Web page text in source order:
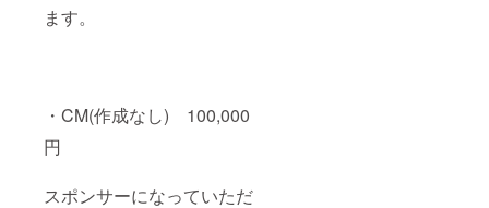
ます。
・CM(作成なし) 100,000
円
スポンサーになっていただ